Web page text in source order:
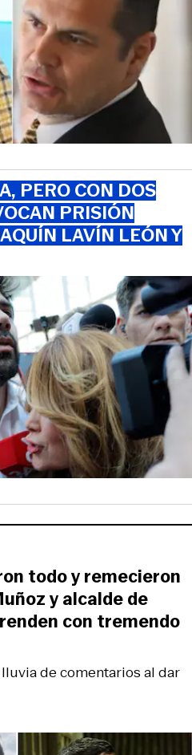
PERO CON DOS
PRISIÓN
LAVÍN LEÓN Y
de comentarios al dar
todo y remecieron
y alcalde de
con tremendo